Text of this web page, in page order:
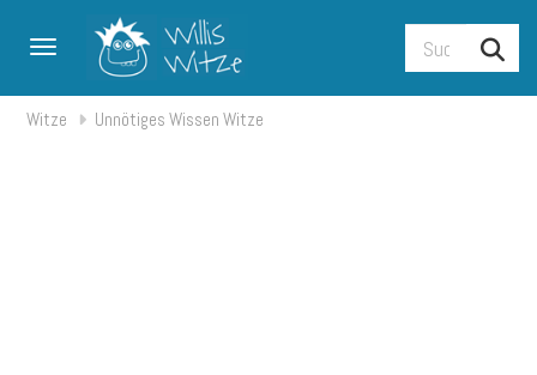
Toggle navigation
Witze Unnötiges Wissen Witze